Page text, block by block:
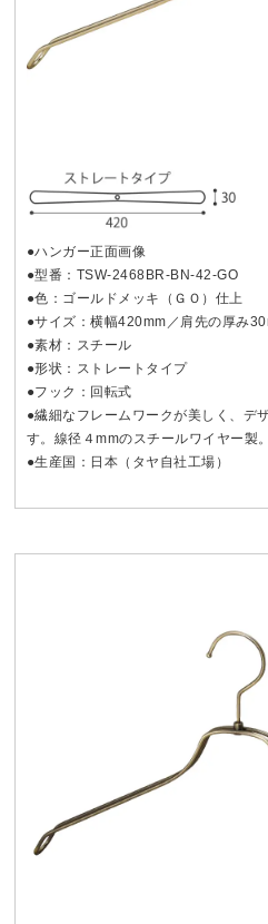
●ハンガー正面画像
●型番：TSW-2468BR-BN-42-GO
●色：ゴールドメッキ（ＧＯ）仕上
●サイズ：横幅420mm／肩先の厚み
●素材：スチール
●形状：ストレートタイプ
●フック：回転式
●繊細なフレームワークが美しく、デ
す。線径４mmのスチールワイヤー製。
●生産国：日本（タヤ自社工場）